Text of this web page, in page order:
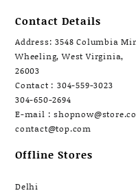
Contact Details
Address: 3548 Columbia
Wheeling, West Virginia,
26003
Contact : 304-559-3023
304-650-2694
E-mail :
contact@top.com
Offline Stores
Delhi